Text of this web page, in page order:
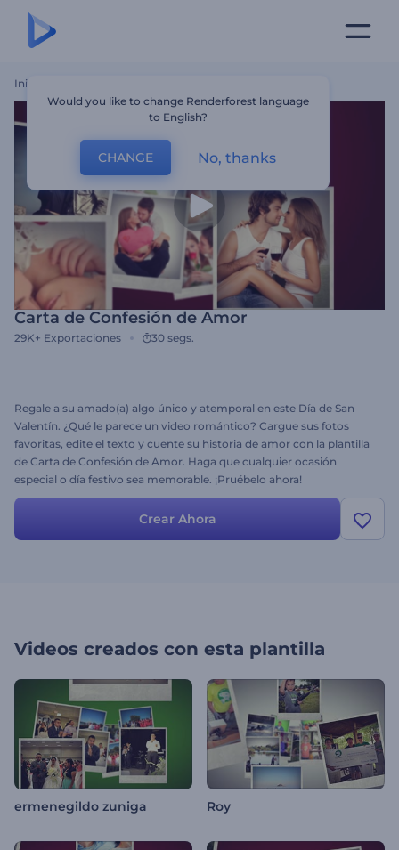
Inicio
Carta de Confesión de Amor
29K+ Exportaciones 30 segs.
Regale a su amado(a) algo único y atemporal en este Día de San
Valentín. ¿Qué le parece un video romántico? Cargue sus fotos
favoritas, edite el texto y cuente su historia de amor con la plantilla
de Carta de Confesión de Amor. Haga que cualquier ocasión
especial o día festivo sea memorable. ¡Pruébelo ahora!
Crear Ahora
Videos creados con esta plantilla
ermenegildo zuniga Roy
Would you like to change Renderforest language
to English?
CHANGE No, thanks